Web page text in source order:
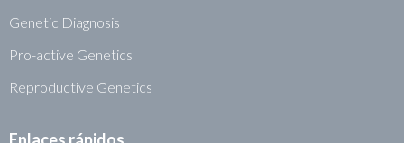
Genetic Diagnosis
Pro-active Genetics
Reproductive Genetics
Enlaces rápidos